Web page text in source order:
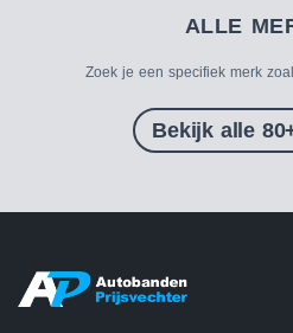
ALLE
Zoek je een specifiek merk
Bekijk alle